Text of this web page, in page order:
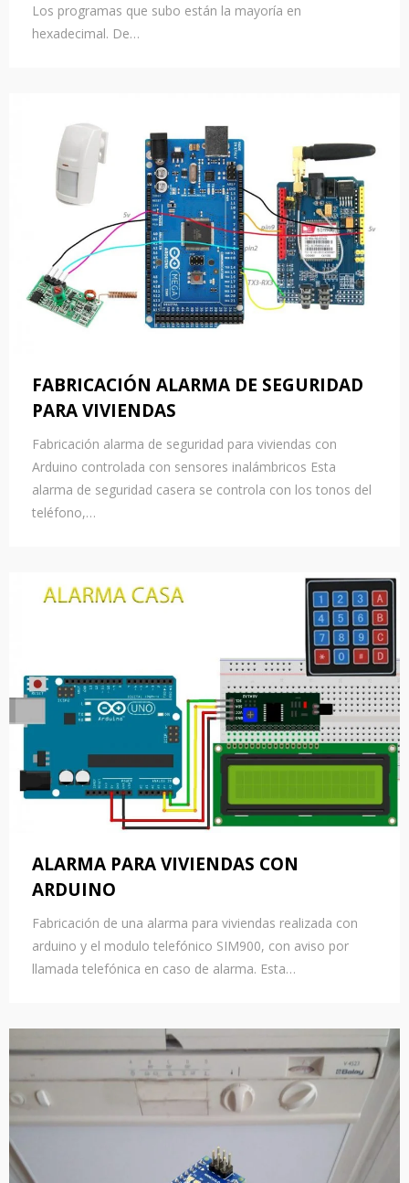
Los programas que subo están la mayoría en
hexadecimal. De…
FABRICACIÓN ALARMA DE SEGURIDAD
PARA VIVIENDAS
Fabricación alarma de seguridad para viviendas con
Arduino controlada con sensores inalámbricos Esta
alarma de seguridad casera se controla con los tonos del
teléfono,…
ALARMA PARA VIVIENDAS CON
ARDUINO
Fabricación de una alarma para viviendas realizada con
arduino y el modulo telefónico SIM900, con aviso por
llamada telefónica en caso de alarma. Esta…